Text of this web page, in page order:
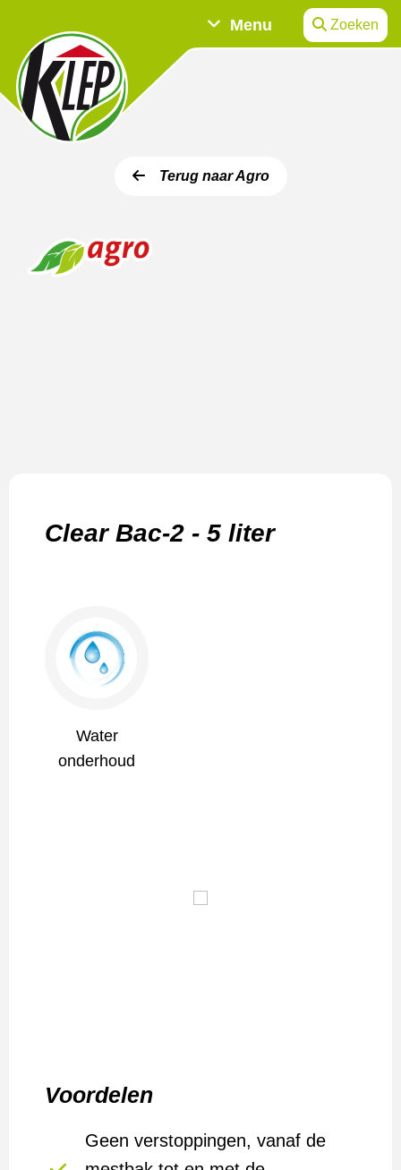
Menu Zoeken
Terug naar Agro
Clear Bac-2 - 5 liter
Water
onderhoud
Voordelen
Geen verstoppingen, vanaf de